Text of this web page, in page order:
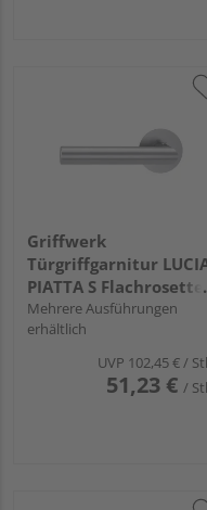
Griffwerk
Türgriffgarnitur
PIATTA S Flachrosette
rund smart2lock 2.0 L
Edelst. ma.
Mehrere Ausführungen
erhältlich
UVP 102,45 €/
51,23 € /